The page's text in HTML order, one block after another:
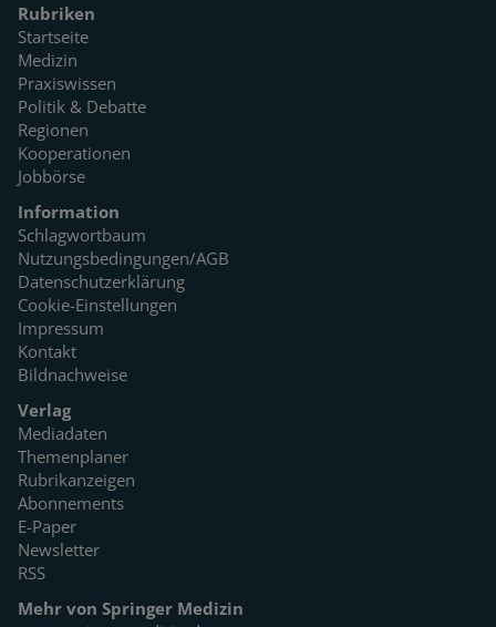
Rubriken
Startseite
Medizin
Praxiswissen
Politik & Debatte
Regionen
Kooperationen
Jobbörse
Information
Schlagwortbaum
Nutzungsbedingungen/AGB
Datenschutzerklärung
Cookie-Einstellungen
Impressum
Kontakt
Bildnachweise
Verlag
Mediadaten
Themenplaner
Rubrikanzeigen
Abonnements
E-Paper
Newsletter
RSS
Mehr von Springer Medizin